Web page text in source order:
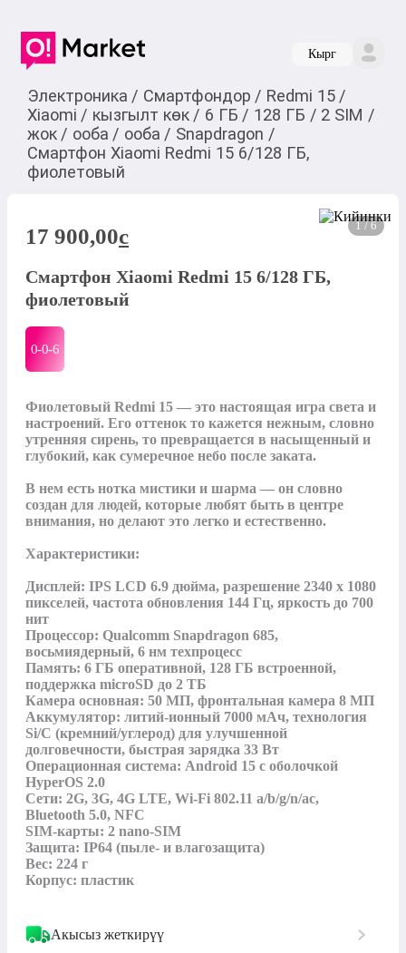
Кырг
Электроника / Смартфондор / Redmi 15 /
Xiaomi / кызгылт көк / 6 ГБ / 128 ГБ / 2 SIM /
жок / ооба / ооба / Snapdragon /
Смартфон Xiaomi Redmi 15 6/128 ГБ,
фиолетовый
1 / 6
17 900,00c
Смартфон Xiaomi Redmi 15 6/128 ГБ,
фиолетовый
0-0-6
Фиолетовый Redmi 15 — это настоящая игра света и
настроений. Его оттенок то кажется нежным, словно
утренняя сирень, то превращается в насыщенный и
глубокий, как сумеречное небо после заката.
В нем есть нотка мистики и шарма — он словно
создан для людей, которые любят быть в центре
внимания, но делают это легко и естественно.
Характеристики:
Дисплей: IPS LCD 6.9 дюйма, разрешение 2340 x 1080
пикселей, частота обновления 144 Гц, яркость до 700
нит
Процессор: Qualcomm Snapdragon 685,
восьмиядерный, 6 нм техпроцесс
Память: 6 ГБ оперативной, 128 ГБ встроенной,
поддержка microSD до 2 ТБ
Камера основная: 50 МП, фронтальная камера 8 МП
Аккумулятор: литий-ионный 7000 мАч, технология
Si/C (кремний/углерод) для улучшенной
долговечности, быстрая зарядка 33 Вт
Операционная система: Android 15 с оболочкой
HyperOS 2.0
Сети: 2G, 3G, 4G LTE, Wi-Fi 802.11 a/b/g/n/ac,
Bluetooth 5.0, NFC
SIM-карты: 2 nano-SIM
Защита: IP64 (пыле- и влагозащита)
Вес: 224 г
Корпус: пластик
Акысыз жеткирүү